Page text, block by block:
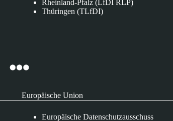
Rheinland-Pfalz (LfDI RLP)
Thüringen (TLfDI)
Europäische Union
Europäische Datenschutzausschuss